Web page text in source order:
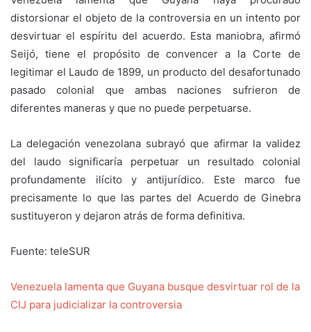
distorsionar el objeto de la controversia en un intento por
desvirtuar el espíritu del acuerdo. Esta maniobra, afirmó
Seijó, tiene el propósito de convencer a la Corte de
legitimar el Laudo de 1899, un producto del desafortunado
pasado colonial que ambas naciones sufrieron de
diferentes maneras y que no puede perpetuarse.
La delegación venezolana subrayó que afirmar la validez
del laudo significaría perpetuar un resultado colonial
profundamente ilícito y antijurídico. Este marco fue
precisamente lo que las partes del Acuerdo de Ginebra
sustituyeron y dejaron atrás de forma definitiva.
Fuente: teleSUR
Venezuela lamenta que Guyana busque desvirtuar rol de la
CIJ para judicializar la controversia